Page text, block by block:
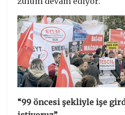
“99 öncesi şekliyle işe